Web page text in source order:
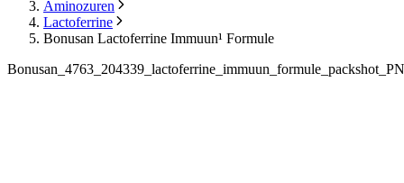
Aminozuren
Lactoferrine
Bonusan Lactoferrine Immuun¹ Formule